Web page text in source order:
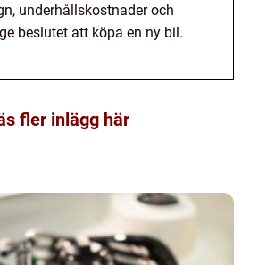
underhållskostnader och
beslutet att köpa en ny bil.
fler inlägg här